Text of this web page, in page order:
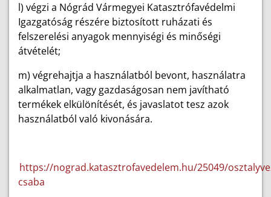
l) végzi a Nógrád Vármegyei Katasztrófavédelmi
Igazgatóság részére biztosított ruházati és
felszerelési anyagok mennyiségi és minőségi
átvételét;
m) végrehajtja a használatból bevont, használatra
alkalmatlan, vagy gazdaságosan nem javítható
termékek elkülönítését, és javaslatot tesz azok
használatból való kivonására.
https://nograd.katasztrofavedelem.hu/25049/
csaba